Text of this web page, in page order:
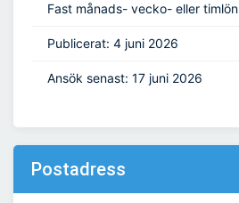
Fast månads- vecko- eller timlön
Publicerat: 4 juni 2026
Ansök senast: 17 juni 2026
Postadress